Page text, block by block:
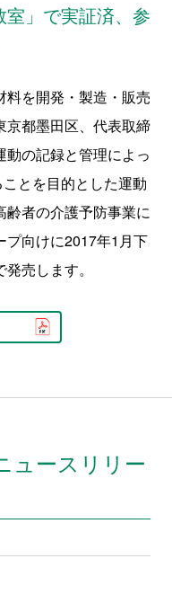
室」で実証済、参
料を開発・製造・販売
京都墨田区、代表取締
の記録と管理によっ
とを目的とした運動
者の介護予防事業に
プ向けに2017年1月下
売します。
ュースリリー